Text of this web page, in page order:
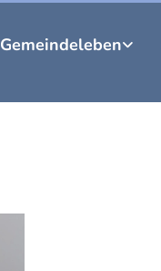
Gemeindeleben